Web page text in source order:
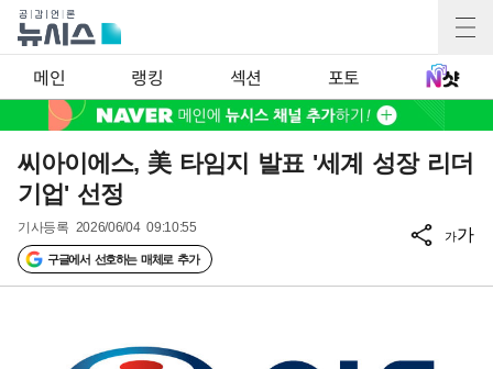
메인 랭킹 섹션 포토
씨아이에스, 美 타임지 발표 '세계 성장 리더
기업' 선정
기사등록 2026/06/04 09:10:55
구글에서 선호하는 매체로 추가
가가